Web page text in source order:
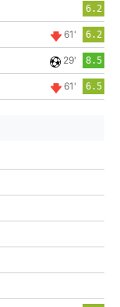
6.2
61' 6.2
29' 8.5
61' 6.5